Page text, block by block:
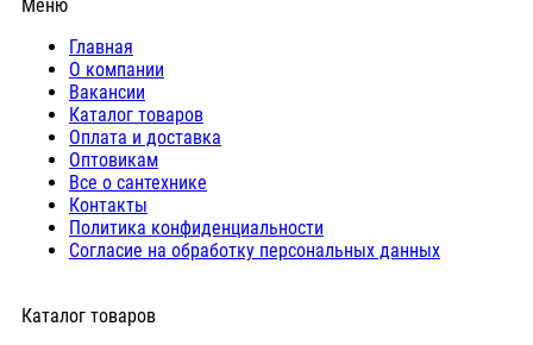
Меню
Главная
О компании
Вакансии
Каталог товаров
Оплата и доставка
Оптовикам
Все о сантехнике
Контакты
Политика конфиденциальности
Согласие на обработку персональных данных
Каталог товаров